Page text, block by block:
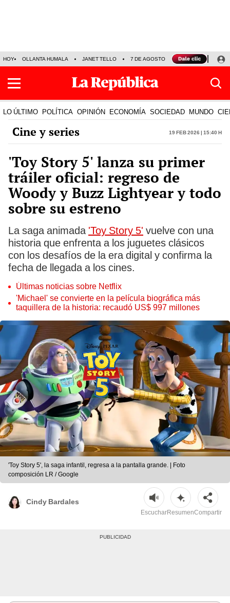
HOY OLLANTA HUMALA JANET TELLO 7 DE AGOSTO TINKA RESULTADOS
LO ÚLTIMO POLÍTICA OPINIÓN ECONOMÍA SOCIEDAD MUNDO
Cine y series 19 Feb 2026 | 15:40 h
'Toy Story 5' lanza su primer
tráiler oficial: regreso de
Woody y Buzz Lightyear y todo
sobre su estreno
La saga animada 'Toy Story 5' vuelve con una
historia que enfrenta a los juguetes clásicos
con los desafíos de la era digital y confirma la
fecha de llegada a los cines.
Últimas noticias sobre Netflix
'Michael' se convierte en la película biográfica más
taquillera de la historia: recaudó US$ 997 millones
'Toy Story 5', la saga infantil, regresa a la pantalla grande. | Foto
composición LR / Google
Cindy Bardales
EscucharResumenCompartir